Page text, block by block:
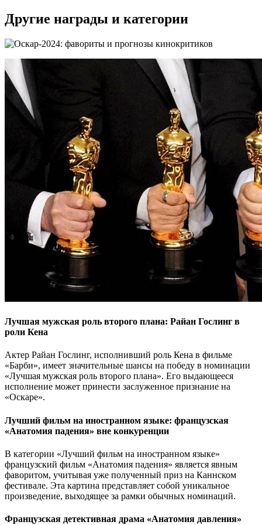
Другие награды и категории
Лучшая мужская роль второго плана: Райан Гослинг в
роли Кена
Актер Райан Гослинг, исполнивший роль Кена в фильме
«Барби», имеет значительные шансы на победу в номинации
«Лучшая мужская роль второго плана». Его выдающееся
исполнение может принести заслуженное признание на
«Оскаре».
Лучший фильм на иностранном языке: французская
«Анатомия падения» вне конкуренции
В категории «Лучший фильм на иностранном языке»
французский фильм «Анатомия падения» является явным
фаворитом, учитывая уже полученный приз на Каннском
фестивале. Эта картина представляет собой уникальное
произведение, выходящее за рамки обычных номинаций.
Французская детективная драма «Анатомия давления»